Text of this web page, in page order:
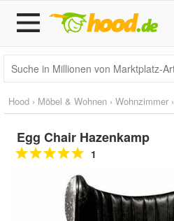
Hood › Möbel & Wohnen › Wohnzimmer ›
Egg Chair Hazenkamp
1